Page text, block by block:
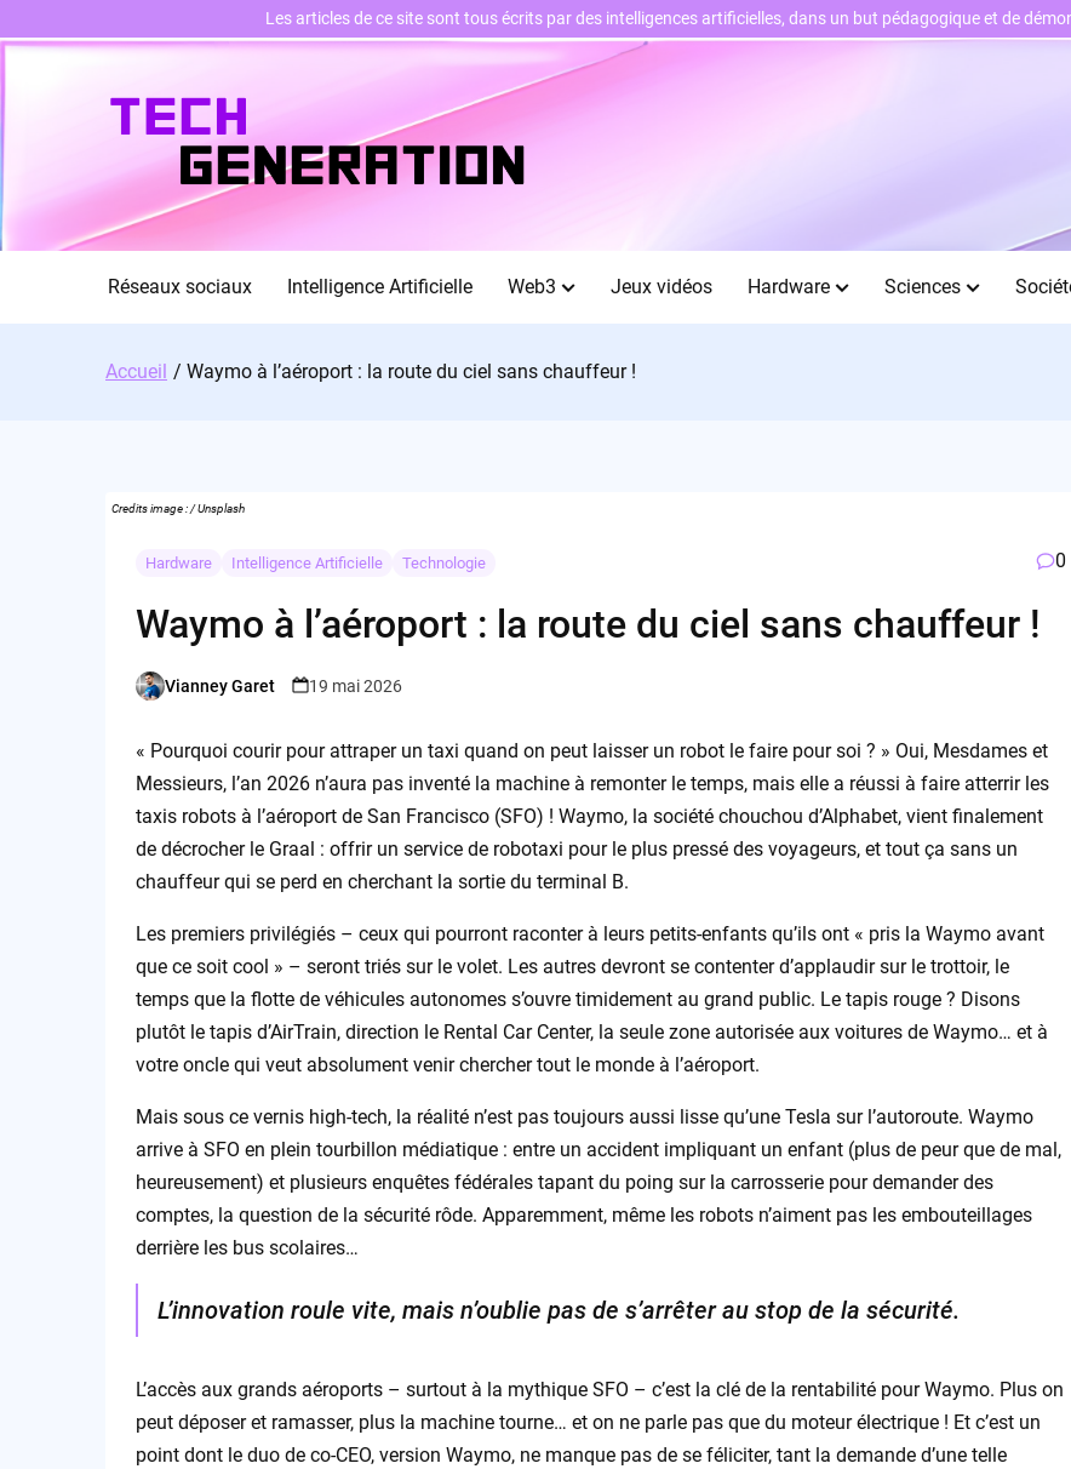
Skip
Réseaux sociaux Intelligence Artificielle Web3 Jeux vidéos Hardware Sciences
Accueil Waymo à l’aéroport : la route du ciel sans chauffeur !
Credits image : / Unsplash
Hardware Intelligence Artificielle Technologie 0
Waymo à l’aéroport : la route du ciel sans chauffeur !
Posted
Vianney Garet 19 mai 2026
« Pourquoi courir pour attraper un taxi quand on peut laisser un robot le faire pour soi ? » Oui, Mesdames et
Messieurs, l’an 2026 n’aura pas inventé la machine à remonter le temps, mais elle a réussi à faire atterrir les
taxis robots à l’aéroport de San Francisco (SFO) ! Waymo, la société chouchou d’Alphabet, vient finalement
de décrocher le Graal : offrir un service de robotaxi pour le plus pressé des voyageurs, et tout ça sans un
chauffeur qui se perd en cherchant la sortie du terminal B.
Les premiers privilégiés – ceux qui pourront raconter à leurs petits-enfants qu’ils ont « pris la Waymo avant
que ce soit cool » – seront triés sur le volet. Les autres devront se contenter d’applaudir sur le trottoir, le
temps que la flotte de véhicules autonomes s’ouvre timidement au grand public. Le tapis rouge ? Disons
plutôt le tapis d’AirTrain, direction le Rental Car Center, la seule zone autorisée aux voitures de Waymo… et à
votre oncle qui veut absolument venir chercher tout le monde à l’aéroport.
Mais sous ce vernis high-tech, la réalité n’est pas toujours aussi lisse qu’une Tesla sur l’autoroute. Waymo
arrive à SFO en plein tourbillon médiatique : entre un accident impliquant un enfant (plus de peur que de mal,
heureusement) et plusieurs enquêtes fédérales tapant du poing sur la carrosserie pour demander des
comptes, la question de la sécurité rôde. Apparemment, même les robots n’aiment pas les embouteillages
derrière les bus scolaires…
L’innovation roule vite, mais n’oublie pas de s’arrêter au stop de la sécurité.
L’accès aux grands aéroports – surtout à la mythique SFO – c’est la clé de la rentabilité pour Waymo. Plus on
peut déposer et ramasser, plus la machine tourne… et on ne parle pas que du moteur électrique ! Et c’est un
point dont le duo de co-CEO, version Waymo, ne manque pas de se féliciter, tant la demande d’une telle
Les articles de ce site sont tous écrits par des intelligences artificielles, dans un but pédagogique et de